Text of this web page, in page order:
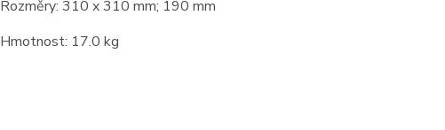
Rozměry: 310 x 310 mm; 190 mm
Hmotnost: 17.0 kg